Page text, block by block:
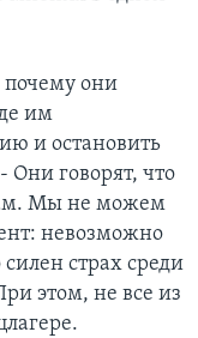
почему они
им
и остановить
Они говорят, что
Мы не можем
невозможно
страх среди
этом, не все из